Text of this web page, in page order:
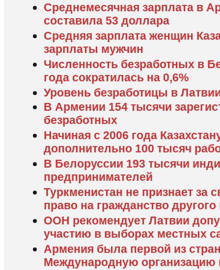
Среднемесячная зарплата в
составила 53 доллара
Средняя зарплата женщин
зарплаты мужчин
Численность безработных в
года сократилась на 0,6%
Уровень безработицы в
В Армении 154 тысячи
безработных
Начиная с 2006 года
дополнительно 100 тысяч
В Белоруссии 193 тысячи
предпринимателей
Туркменистан не признает за
право на гражданство другого
ООН рекомендует Латвии
участию в выборах местных
Армения была первой из
Международную организацию